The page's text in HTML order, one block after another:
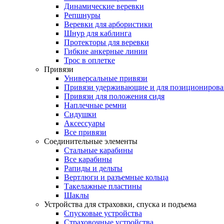
Динамические веревки
Репшнуры
Веревки для арбористики
Шнур для каблинга
Протекторы для веревки
Гибкие анкерные линии
Трос в оплетке
Привязи
Универсальные привязи
Привязи удерживающие и для
Привязи для положения сидя
Наплечные ремни
Сидушки
Аксессуары
Все привязи
Соединительные элементы
Стальные карабины
Все карабины
Рапиды и дельты
Вертлюги и разъемные кольца
Такелажные пластины
Шаклы
Устройства для страховки, спуска и подъема
Спусковые устройства
Страховочные устройства